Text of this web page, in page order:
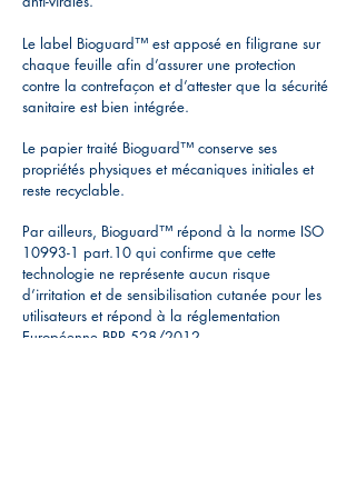
Le label Bioguard™ est apposé en filigrane sur
chaque feuille afin d’assurer une protection
contre la contrefaçon et d’attester que la sécurité
sanitaire est bien intégrée.
Le papier traité Bioguard™ conserve ses
propriétés physiques et mécaniques initiales et
reste recyclable.
Par ailleurs, Bioguard™ répond à la norme ISO
10993-1 part.10 qui confirme que cette
technologie ne représente aucun risque
d’irritation et de sensibilisation cutanée pour les
utilisateurs et répond à la réglementation
Européenne BPR 528/2012.